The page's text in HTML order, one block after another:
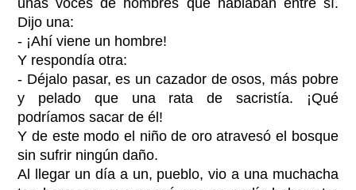
Dijo una:
- ¡Ahí viene un hombre!
Y respondía otra:
- Déjalo pasar, es un cazador de osos, más pobre
y pelado que una rata de sacristía. ¡Qué
podríamos sacar de él!
Y de este modo el niño de oro atravesó el bosque
sin sufrir ningún daño.
Al llegar un día a un, pueblo, vio a una muchacha